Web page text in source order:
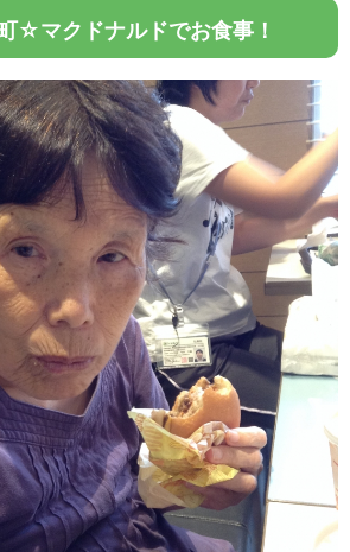
☆マクドナルドでお食事！